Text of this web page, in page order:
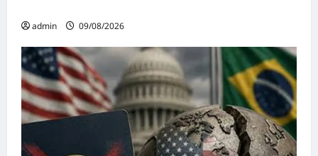
admin 09/08/2026